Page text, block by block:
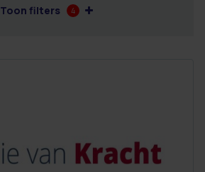
Toon filters 4